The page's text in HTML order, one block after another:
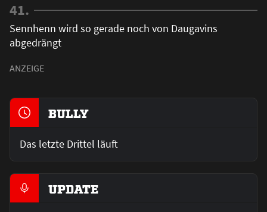
41.
Sennhenn wird so gerade noch von Daugavins
abgedrängt
BULLY
Das letzte Drittel läuft
UPDATE